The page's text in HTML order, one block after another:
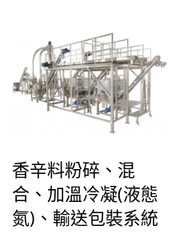
香辛料粉碎、混
合、加溫冷凝(液態
氮)、輸送包裝系統